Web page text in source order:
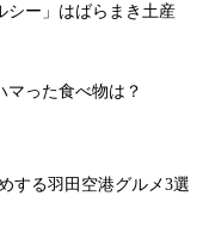
シー」はばらまき土産
マった食べ物は？
する羽田空港グルメ3選